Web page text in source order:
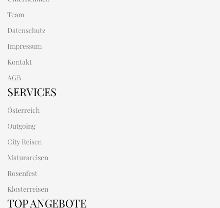
Team
Datenschutz
Impressum
Kontakt
AGB
SERVICES
Österreich
Outgoing
City Reisen
Maturareisen
Rosenfest
Klosterreisen
TOP ANGEBOTE